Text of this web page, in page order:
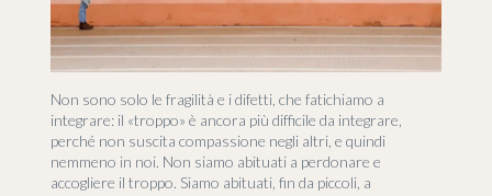
Non sono solo le fragilità e i difetti, che fatichiamo a
integrare: il «troppo» è ancora più difficile da integrare,
perché non suscita compassione negli altri, e quindi
nemmeno in noi. Non siamo abituati a perdonare e
accogliere il troppo. Siamo abituati, fin da piccoli, a